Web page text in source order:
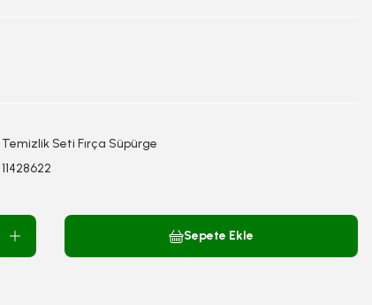
Temizlik Seti Fırça Süpürge
11428622
Sepete Ekle